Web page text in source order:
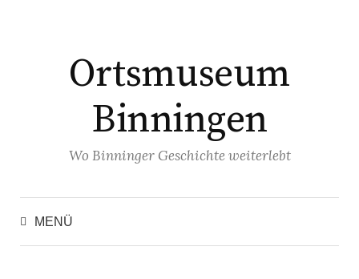
Ortsmuseum
Binningen
Wo Binninger Geschichte weiterlebt
MENÜ
Suchen